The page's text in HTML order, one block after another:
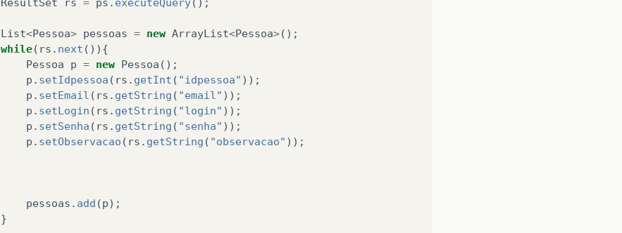
ResultSet rs = ps . executeQuery();
List<Pessoa> pessoas = new ArrayList<Pessoa>();
while( rs . next ()){
Pessoa
p = new Pessoa ();
p . setIdpessoa ( rs . getInt ( "idpessoa" ));
p . setEmail ( rs . getString ( "email" ));
p . setLogin ( rs . getString ( "login" ));
p . setSenha ( rs . getString ( "senha" ));
p . setObservacao ( rs . getString ( "observacao" ));
pessoas . add (p);
}